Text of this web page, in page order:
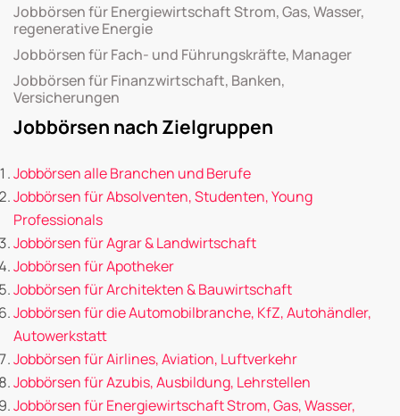
Jobbörsen für Energiewirtschaft Strom, Gas, Wasser,
regenerative Energie
Jobbörsen für Fach- und Führungskräfte, Manager
Jobbörsen für Finanzwirtschaft, Banken,
Versicherungen
Jobbörsen nach Zielgruppen
Jobbörsen alle Branchen und Berufe
Jobbörsen für Absolventen, Studenten, Young
Professionals
Jobbörsen für Agrar & Landwirtschaft
Jobbörsen für Apotheker
Jobbörsen für Architekten & Bauwirtschaft
Jobbörsen für die Automobilbranche, KfZ, Autohändler,
Autowerkstatt
Jobbörsen für Airlines, Aviation, Luftverkehr
Jobbörsen für Azubis, Ausbildung, Lehrstellen
Jobbörsen für Energiewirtschaft Strom, Gas, Wasser,